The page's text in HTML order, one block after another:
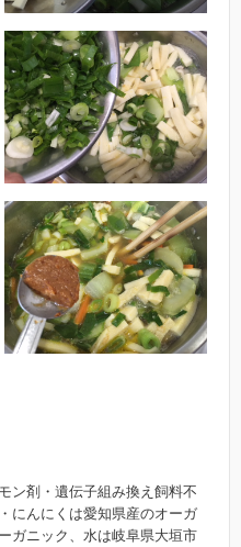
ン剤・遺伝子組み換え飼料不
にんにくは愛知県産のオーガ
ガニック、水は岐阜県大垣市